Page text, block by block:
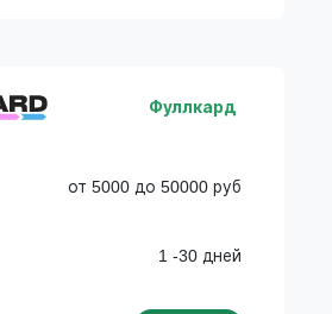
Фуллкард
от 5000 до 50000 руб
1 -30 дней